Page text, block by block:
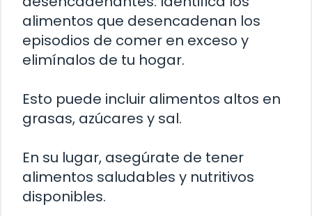
alimentos que desencadenan los
episodios de comer en exceso y
elimínalos de tu hogar.
Esto puede incluir alimentos altos en
grasas, azúcares y sal.
En su lugar, asegúrate de tener
alimentos saludables y nutritivos
disponibles.